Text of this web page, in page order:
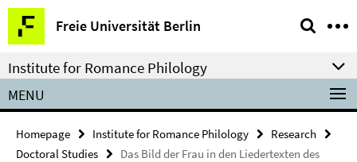
Springe
direkt
zu
Inhalt
Freie Universität Berlin
Service
Navigation
Institute for Romance Philology
MENU
Homepage Institute for Romance Philology
Research
Doctoral Studies
Das Bild der Frau in den Liedertexten des